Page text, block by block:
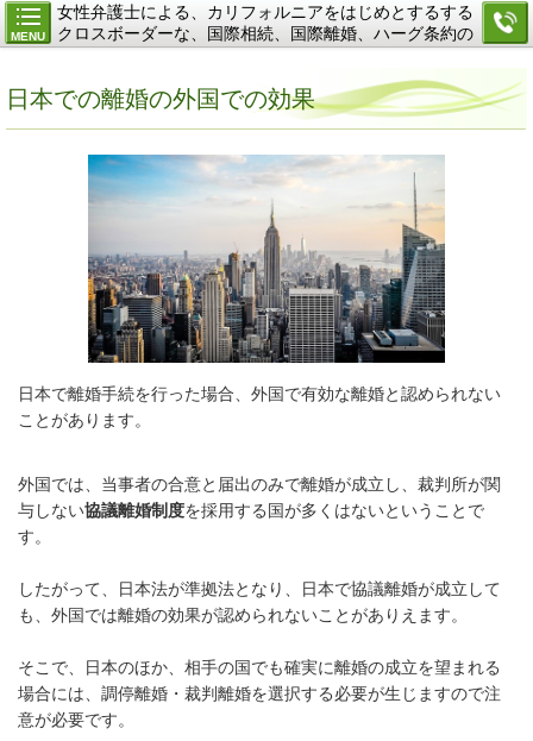
MENU
女性弁護士による、カリフォルニアをはじめとするする
クロスボーダーな、国際相続、国際離婚、ハーグ条約の
日本での離婚の外国での効果
日本で離婚手続を行った場合、外国で有効な離婚と認められない
ことがあります。
外国では、当事者の合意と届出のみで離婚が成立し、裁判所が関
与しない協議離婚制度を採用する国が多くはないということで
す。
したがって、日本法が準拠法となり、日本で協議離婚が成立して
も、外国では離婚の効果が認められないことがありえます。
そこで、日本のほか、相手の国でも確実に離婚の成立を望まれる
場合には、調停離婚・裁判離婚を選択する必要が生じますので注
意が必要です。